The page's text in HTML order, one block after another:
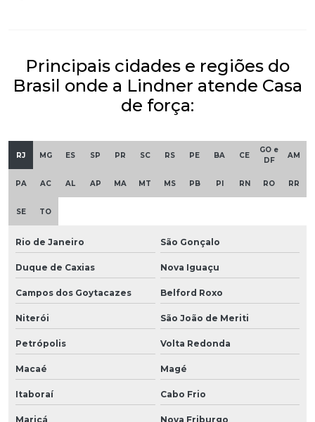
Principais cidades e regiões do
Brasil onde a Lindner atende Casa
de força:
RJ MG ES SP PR SC RS PE BA CE
GO e
DF
AM
PA AC AL AP MA MT MS PB PI RN RO RR
SE TO
Rio de Janeiro São Gonçalo
Duque de Caxias Nova Iguaçu
Campos dos Goytacazes Belford Roxo
Niterói São João de Meriti
Petrópolis Volta Redonda
Macaé Magé
Itaboraí Cabo Frio
Maricá Nova Friburgo